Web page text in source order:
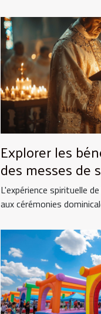
Explorer les
des messes de
L'expérience spirituelle
aux cérémonies